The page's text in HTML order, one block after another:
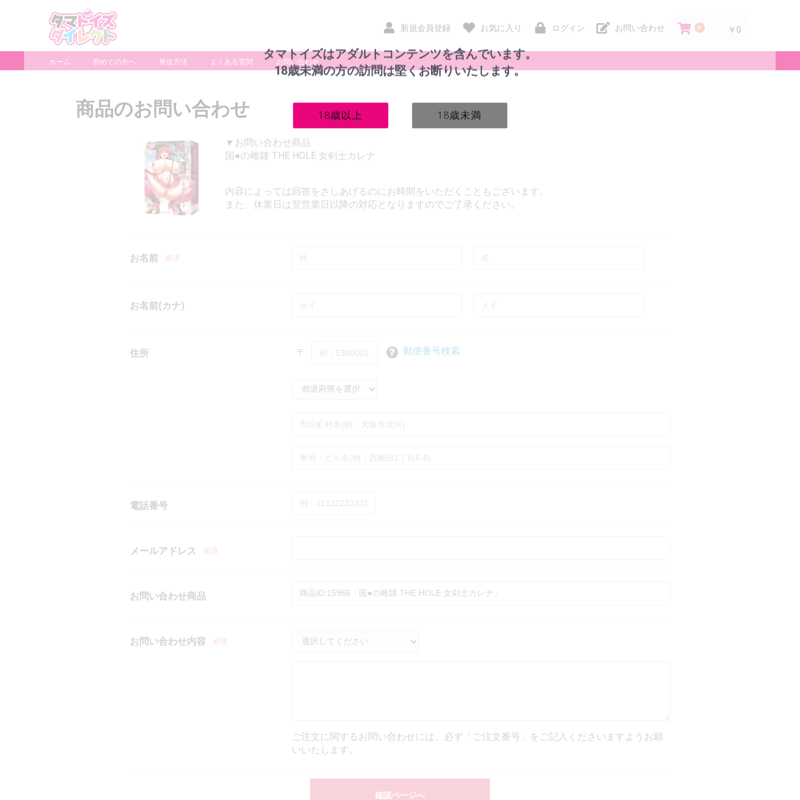
タマトイズはアダルトコンテンツを含んでいます。
18歳未満の方の訪問は堅くお断りいたします。
18歳以上 18歳未満
新規会員登録 お気に入り ログイン お問い合わせ 0 ￥0
ホーム 初めての方へ 発送方法 よくある質問 お問い合わせ
商品のお問い合わせ
▼お問い合わせ商品
国●の雌隷 THE HOLE 女剣士カレナ
内容によっては回答をさしあげるのにお時間をいただくこともございます。
また、休業日は翌営業日以降の対応となりますのでご了承ください。
お名前 必須
お名前(カナ)
住所 〒 郵便番号検索
電話番号
メールアドレス 必須
お問い合わせ商品
お問い合わせ内容 必須
ご注文に関するお問い合わせには、必ず「ご注文番号」をご記入くださいますようお願
いいたします。
確認ページへ